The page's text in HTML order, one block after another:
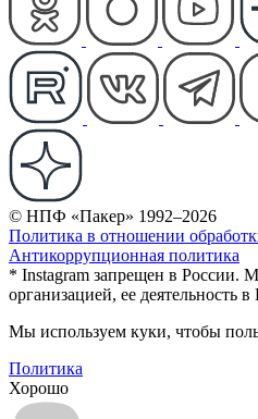
© НПФ «Пакер» 1992–2026
Политика в отношении
Антикоррупционная политика
* Instagram запрещен в России.
организацией, ее деятельность
Мы используем куки, чтобы
Политика
Хорошо